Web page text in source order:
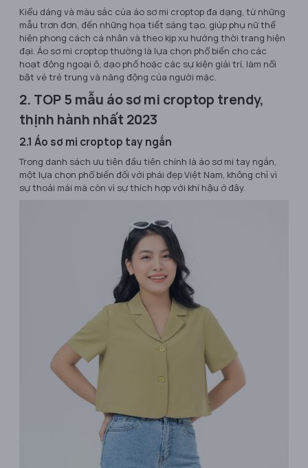
Kiểu dáng và màu sắc của áo sơ mi croptop đa dạng, từ những
mẫu trơn đơn, đến những họa tiết sáng tạo, giúp phụ nữ thể
hiện phong cách cá nhân và theo kịp xu hướng thời trang hiện
đại. Áo sơ mi croptop thường là lựa chọn phổ biến cho các
hoạt động ngoại ô, dạo phố hoặc các sự kiện giải trí, làm nổi
bật vẻ trẻ trung và năng động của người mặc.
2. TOP 5 mẫu áo sơ mi croptop trendy,
thịnh hành nhất 2023
2.1 Áo sơ mi croptop tay ngắn
Trong danh sách ưu tiên đầu tiên chính là áo sơ mi tay ngắn,
một lựa chọn phổ biến đối với phái đẹp Việt Nam, không chỉ vì
sự thoải mái mà còn vì sự thích hợp với khí hậu ở đây.